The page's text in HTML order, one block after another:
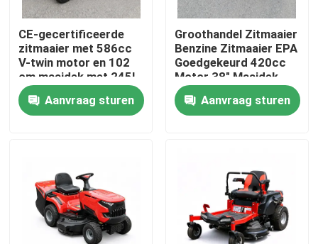
Thuis
Video's
Over ons
CE-gecertificeerde
zitmaaier met 586cc
V-twin motor en 102
cm maaidek met 245L
grasopvangbak
Aanvraag sturen
Groothandel Zitmaaier
Benzine Zitmaaier EPA
Goedgekeurd 420cc
Motor 38" Maaidek
Grasmaaier Tractor
OEM Ondersteuning
Aanvraag sturen